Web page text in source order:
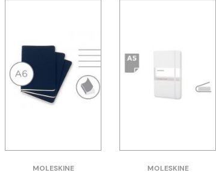
MOLESKINE MOLESKINE